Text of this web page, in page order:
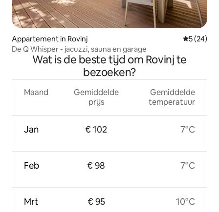
Appartement in Rovinj
5 (24)
De Q Whisper - jacuzzi, sauna en garage
Wat is de beste tijd om Rovinj te
bezoeken?
Maand
Jan
Feb
Mrt
Gemiddelde
prijs
€ 102
€ 98
€ 95
Gemiddelde
temperatuur
7°C
7°C
10°C